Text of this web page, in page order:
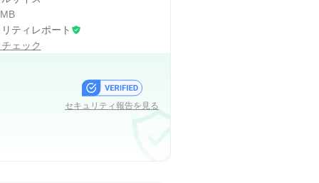
、定期預金、デイリーポイン
用のお金と貯蓄分を分けたい人
かせません。手数料、返済日、
に備える選択肢にはなります
ティレポート
ェック
セキュリティ報告を見る